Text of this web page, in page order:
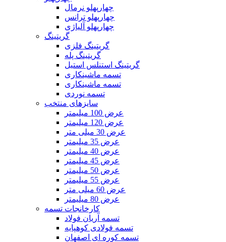
چهارپهلو نرمال
چهارپهلو ترانس
چهارپهلو آلیاژی
گریتینگ
گریتینگ فلزی
گریتینگ پله
گریتینگ استنلس استیل
تسمه ماشینکاری
تسمه ماشینکاری
تسمه نوردی
سایزهای منتخب
عرض 100 میلیمتر
عرض 120 میلیمتر
عرض 30 میلی متر
عرض 35 میلیمتر
عرض 40 میلیمتر
عرض 45 میلیمتر
عرض 50 میلیمتر
عرض 55 میلیمتر
عرض 60 میلی متر
عرض 80 میلیمتر
کارخانجات تسمه
تسمه آریان فولاد
تسمه فولادی کوهپایه
تسمه کوره ای اصفهان